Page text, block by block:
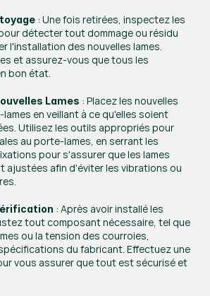
: Une fois retirées, inspectez les
détecter tout dommage ou résidu
l'installation des nouvelles lames.
et assurez-vous que tous les
bon état.
Lames : Placez les nouvelles
en veillant à ce qu'elles soient
Utilisez les outils appropriés pour
au porte-lames, en serrant les
pour s'assurer que les lames
ajustées afin d'éviter les vibrations ou
: Après avoir installé les
tout composant nécessaire, tel que
ou la tension des courroies,
du fabricant. Effectuez une
vous assurer que tout est sécurisé et